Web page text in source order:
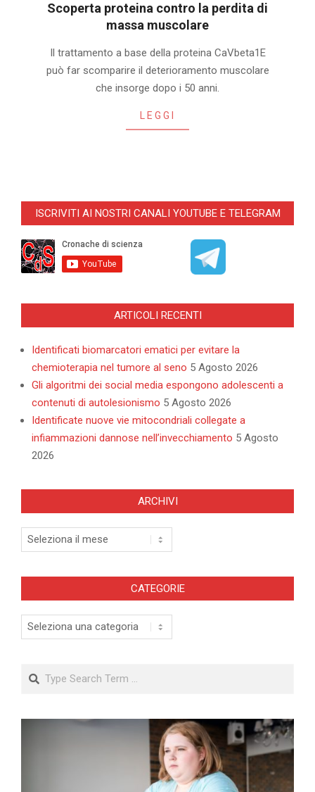
Scoperta proteina contro la perdita di
massa muscolare
11-
06
Il trattamento a base della proteina CaVbeta1E
può far scomparire il deterioramento muscolare
che insorge dopo i 50 anni.
LEGGI
ISCRIVITI AI NOSTRI CANALI YOUTUBE E TELEGRAM
ARTICOLI RECENTI
Identificati biomarcatori ematici per evitare la
chemioterapia nel tumore al seno 5 Agosto 2026
Gli algoritmi dei social media espongono adolescenti a
contenuti di autolesionismo 5 Agosto 2026
Identificate nuove vie mitocondriali collegate a
infiammazioni dannose nell’invecchiamento 5 Agosto
2026
ARCHIVI
Archivi
CATEGORIE
Categorie
Search